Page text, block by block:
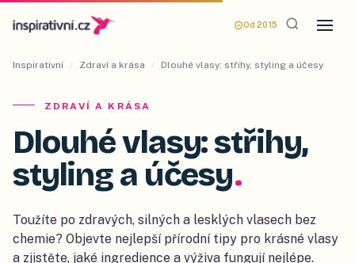
Od 2015
Inspirativní / Zdraví a krása / Dlouhé vlasy: střihy, styling a účesy
ZDRAVÍ A KRÁSA
Dlouhé vlasy: střihy,
styling a účesy.
Toužíte po zdravých, silných a lesklých vlasech bez
chemie? Objevte nejlepší přírodní tipy pro krásné vlasy
a zjistěte, jaké ingredience a výživa fungují nejlépe.